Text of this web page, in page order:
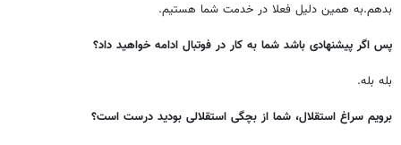
بدهم.به همین دلیل فعلا در خدمت شما هستیم.
پس اگر پیشنهادی باشد شما به کار در فوتبال ادامه خواهید داد؟
بله بله.
برویم سراغ استقلال، شما از بچگی استقلالی بودید درست است؟